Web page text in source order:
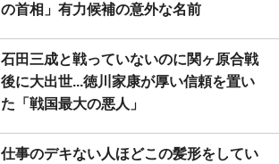
の首相」有力候補の意外な名前
石田三成と戦っていないのに関ヶ原合戦
後に大出世...徳川家康が厚い信頼を置い
た「戦国最大の悪人」
仕事のデキない人ほどこの髪形をしてい